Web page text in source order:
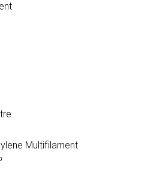
Multifilament